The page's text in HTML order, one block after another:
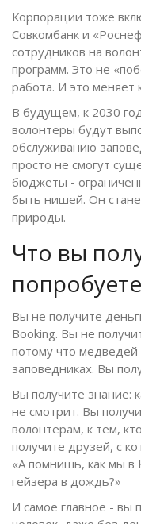
Корпорации тоже
Совкомбанк и
сотрудников на
программ. Это не
работа. И это меняет
В будущем, к 2030
волонтеры будут
обслуживанию
просто не смогут
бюджеты -
быть нишей. Он
природы.
Что вы
попробуете
Вы не получите
Booking. Вы не
потому что
заповедниках. Вы
Вы получите знание:
не смотрит. Вы
волонтерам, к тем,
получите друзей, с
«А помнишь, как мы в
гейзера в дождь?»
И самое главное - вы